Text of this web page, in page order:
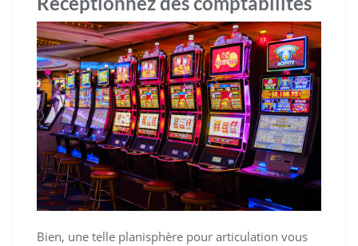
Bien, une telle planisphère pour articulation vous